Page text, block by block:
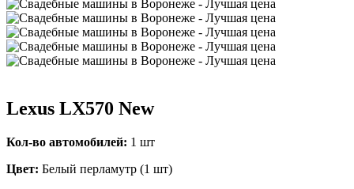
Lexus LX570 New
Кол-во автомобилей: 1 шт
Цвет: Белый перламутр (1 шт)